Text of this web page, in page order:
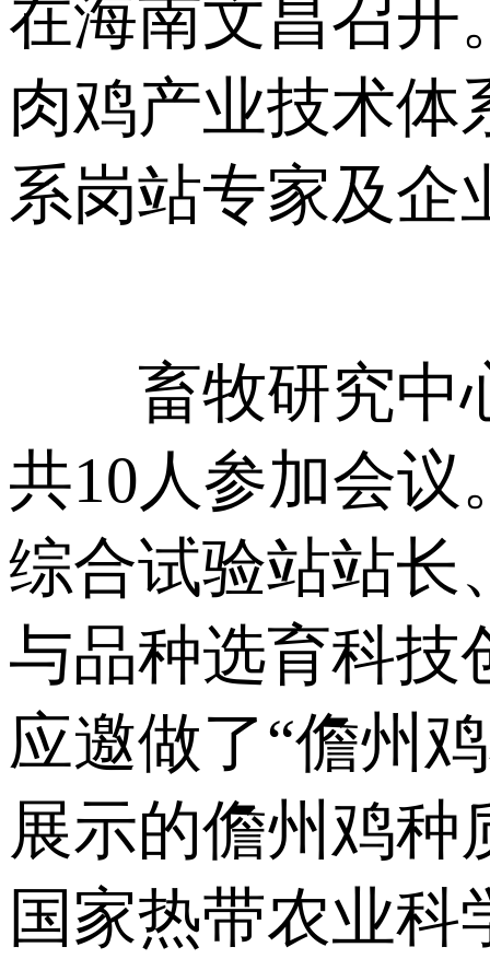
在海南文昌召开
肉鸡产业技术体
系岗站专家及企
畜牧研究中心
共10人参加会
综合试验站站长
与品种选育科技
应邀做了“儋州
展示的儋州鸡
国家热带农业